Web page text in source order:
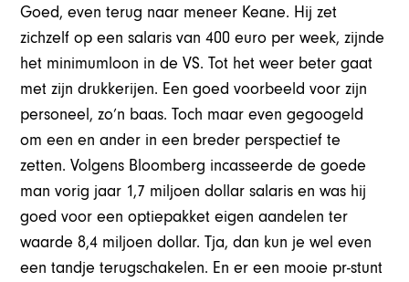
Goed, even terug naar meneer Keane. Hij zet
zichzelf op een salaris van 400 euro per week, zijnde
het minimumloon in de VS. Tot het weer beter gaat
met zijn drukkerijen. Een goed voorbeeld voor zijn
personeel, zo’n baas. Toch maar even gegoogeld
om een en ander in een breder perspectief te
zetten. Volgens Bloomberg incasseerde de goede
man vorig jaar 1,7 miljoen dollar salaris en was hij
goed voor een optiepakket eigen aandelen ter
waarde 8,4 miljoen dollar. Tja, dan kun je wel even
een tandje terugschakelen. En er een mooie pr-stunt